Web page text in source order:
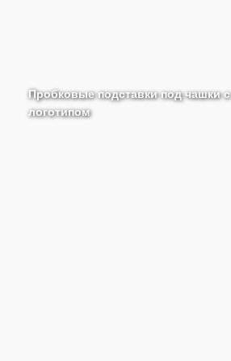
Пробковые подставки под чашки с
логотипом